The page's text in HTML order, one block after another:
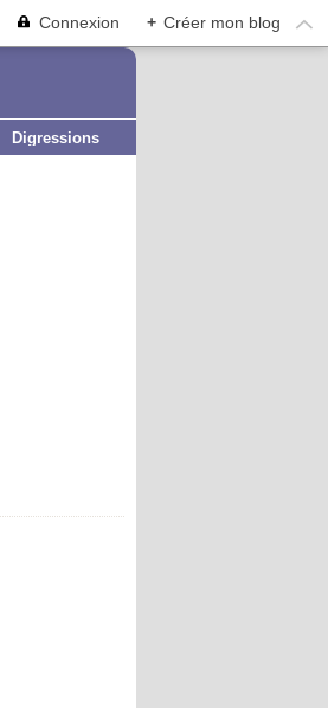
Connexion + Créer mon blog
Digressions